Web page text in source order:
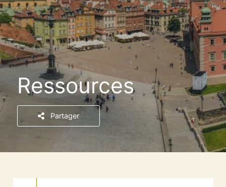
Ressources
Partager